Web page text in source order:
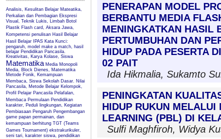
Analisis, Kesulitan Belajar Mateatika,
Perkalian dan Pembagian Ekspresi
Visual, Teknik Lukis, Limbah Botol
Plastik Flash card, Aksara Jawa,
Kompetensi penulisan Hasil Belajar
Hasil Belajar IPAS Kata Kunci:
pengaruh, model make a match, hasil
belajar Pendidikan Pancasila.
Kreativitas, Karya Kolase, Siswa
Matematika Media Monopoli
Media, Block Dienes, Matematika
Metode Fonik, Kemampuan
Membaca, Siswa Sekolah Dasar. Nilai
Pancasila, Metode Belajar Kelompok,
Profil Pelajar Pancasila Pelafalan,
Membaca Permulaan Pendidikan
karakter, Peduli lingkungan, Kegiatan
Pembiasaan Pengaruh Pengembangan
game papan permainan, dan
kemampuan berhitung TGT (Teams
Games Tournament) ekstrakurikuler,
seni tari, karakter siswa, pendidikan
PENERAPAN MODEL
BERBANTU MEDIA
MENINGKATKAN HASIL
PERTUMBUHAN DAN
HIDUP PADA PESERTA
02 PAIT
Ida Hikmalia, Sukamto
PENINGKATAN
HIDUP RUKUN
LEARNING (PBL) DI
Sulfi Maghfiroh, Widya